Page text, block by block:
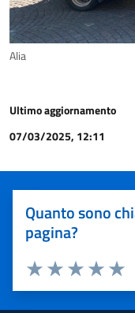
Alia
Ultimo aggiornamento
07/03/2025, 12:11
Quanto sono
pagina?
Valuta
Valuta 3
Valuta 2 stelle
Valuta 1 stelle su 5